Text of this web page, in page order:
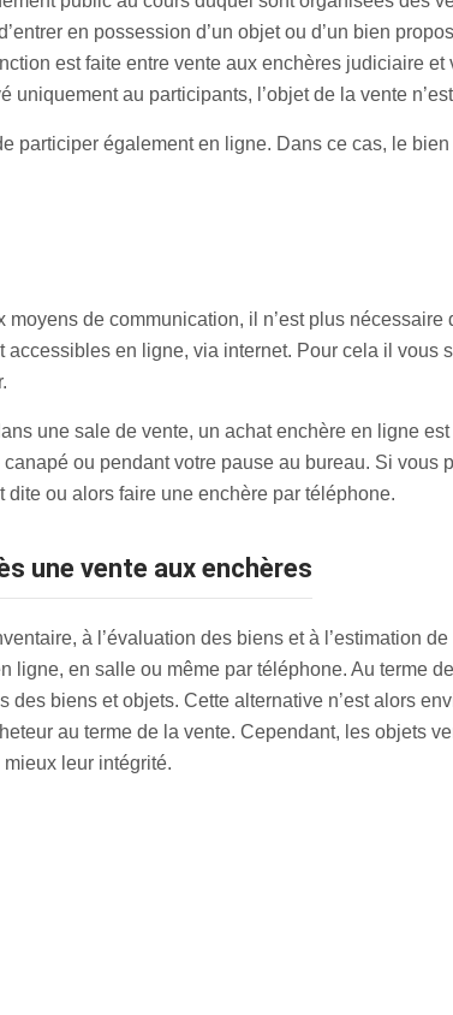
en possession d’un objet ou d’un bien
est faite entre vente aux enchères judiciaire
uniquement au participants, l’objet de la vente
participer également en ligne. Dans ce cas, le
de communication, il n’est plus
en ligne, via internet. Pour cela il vous
une sale de vente, un achat enchère en ligne
ou pendant votre pause au bureau. Si vous
dite ou alors faire une enchère par téléphone.
une vente aux enchères
à l’évaluation des biens et à l’estimation
ligne, en salle ou même par téléphone. Au terme
des biens et objets. Cette alternative n’est alors
au terme de la vente. Cependant, les objets
leur intégrité.